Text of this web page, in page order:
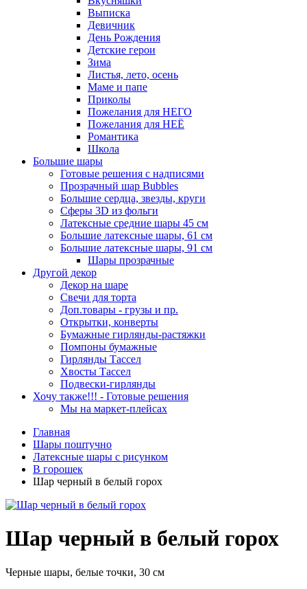
Выписка
Девичник
День Рождения
Детские герои
Зима
Листья, лето, осень
Маме и папе
Приколы
Пожелания для НЕГО
Пожелания для НЕЁ
Романтика
Школа
Большие шары
Готовые решения с надписями
Прозрачный шар Bubbles
Большие сердца, звезды, круги
Сферы 3D из фольги
Латексные средние шары 45 см
Большие латексные шары, 61 см
Большие латексные шары, 91 см
Шары прозрачные
Другой декор
Декор на шаре
Свечи для торта
Доп.товары - грузы и пр.
Открытки, конверты
Бумажные гирлянды-растяжки
Помпоны бумажные
Гирлянды Тассел
Хвосты Тассел
Подвески-гирлянды
Хочу также!!! - Готовые решения
Мы на маркет-плейсах
Главная
Шары поштучно
Латексные шары с рисунком
В горошек
Шар черный в белый горох
Шар черный в белый горох
Черные шары, белые точки, 30 см